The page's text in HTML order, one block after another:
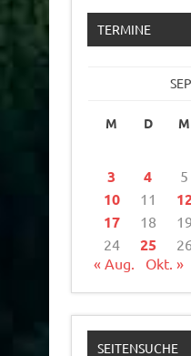
TERMINE
M D M
3 4 5
10 11
17 18 19
24
25 26
« Aug.
Okt. »
SEITENSUCHE